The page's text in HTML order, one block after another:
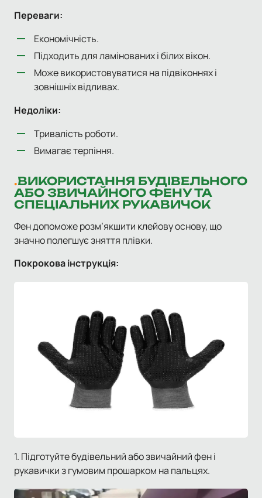
Переваги:
Економічність.
Підходить для ламінованих і білих вікон.
Може використовуватися на підвіконнях і
зовнішніх відливах.
Недоліки:
Тривалість роботи.
Вимагає терпіння.
ВИКОРИСТАННЯ БУДІВЕЛЬНОГО
АБО ЗВИЧАЙНОГО ФЕНУ ТА
СПЕЦІАЛЬНИХ РУКАВИЧОК
Фен допоможе розм’якшити клейову основу, що
значно полегшує зняття плівки.
Покрокова інструкція:
1. Підготуйте будівельний або звичайний фен і
рукавички з гумовим прошарком на пальцях.